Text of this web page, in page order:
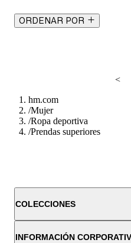
ORDENAR POR
<
hm.com
/Mujer
/Ropa deportiva
/Prendas superiores
COLECCIONES
INFORMACIÓN